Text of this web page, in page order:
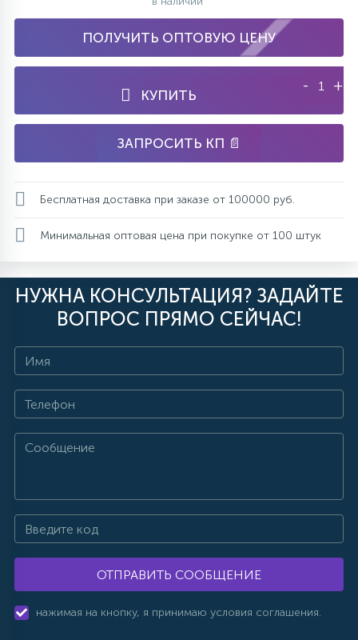
ПОЛУЧИТЬ ОПТОВУЮ ЦЕНУ
КУПИТЬ
- +
ЗАПРОСИТЬ КП 📄
Бесплатная доставка при заказе от 100000 руб.
Минимальная оптовая цена при покупке от 100 штук
НУЖНА КОНСУЛЬТАЦИЯ? ЗАДАЙТЕ
ВОПРОС ПРЯМО СЕЙЧАС!
ОТПРАВИТЬ СООБЩЕНИЕ
нажимая на кнопку, я принимаю условия соглашения.